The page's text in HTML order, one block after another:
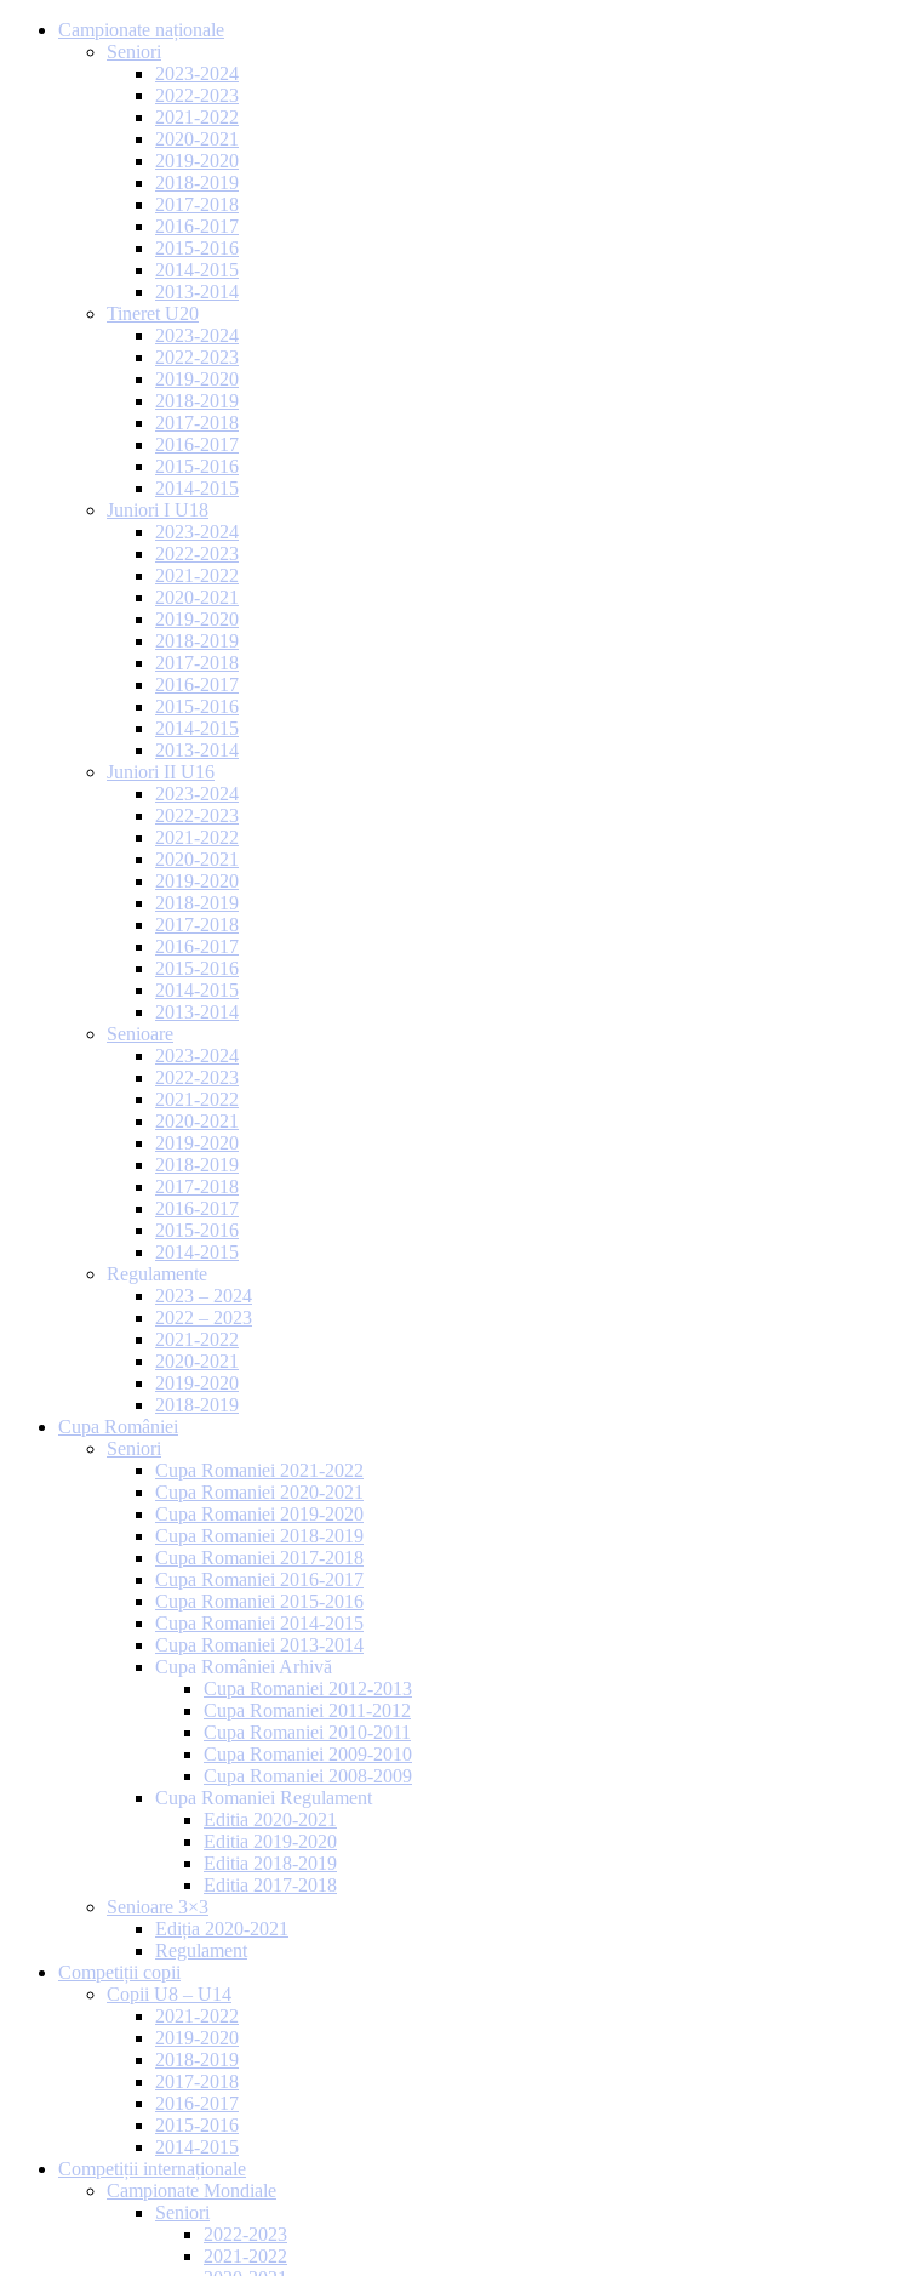
Campionate naționale
Seniori
2023-2024
2022-2023
2021-2022
2020-2021
2019-2020
2018-2019
2017-2018
2016-2017
2015-2016
2014-2015
2013-2014
Tineret U20
2023-2024
2022-2023
2019-2020
2018-2019
2017-2018
2016-2017
2015-2016
2014-2015
Juniori I U18
2023-2024
2022-2023
2021-2022
2020-2021
2019-2020
2018-2019
2017-2018
2016-2017
2015-2016
2014-2015
2013-2014
Juniori II U16
2023-2024
2022-2023
2021-2022
2020-2021
2019-2020
2018-2019
2017-2018
2016-2017
2015-2016
2014-2015
2013-2014
Senioare
2023-2024
2022-2023
2021-2022
2020-2021
2019-2020
2018-2019
2017-2018
2016-2017
2015-2016
2014-2015
Regulamente
2023 – 2024
2022 – 2023
2021-2022
2020-2021
2019-2020
2018-2019
Cupa României
Seniori
Cupa Romaniei 2021-2022
Cupa Romaniei 2020-2021
Cupa Romaniei 2019-2020
Cupa Romaniei 2018-2019
Cupa Romaniei 2017-2018
Cupa Romaniei 2016-2017
Cupa Romaniei 2015-2016
Cupa Romaniei 2014-2015
Cupa Romaniei 2013-2014
Cupa României Arhivă
Cupa Romaniei 2012-2013
Cupa Romaniei 2011-2012
Cupa Romaniei 2010-2011
Cupa Romaniei 2009-2010
Cupa Romaniei 2008-2009
Cupa Romaniei Regulament
Editia 2020-2021
Editia 2019-2020
Editia 2018-2019
Editia 2017-2018
Senioare 3×3
Ediția 2020-2021
Regulament
Competiții copii
Copii U8 – U14
2021-2022
2019-2020
2018-2019
2017-2018
2016-2017
2015-2016
2014-2015
Competiții internaționale
Campionate Mondiale
Seniori
2022-2023
2021-2022